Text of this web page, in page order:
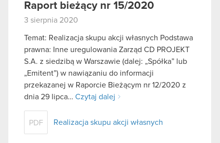
Raport bieżący nr 15/2020
3 sierpnia 2020
Temat: Realizacja skupu akcji własnych Podstawa
prawna: Inne uregulowania Zarząd CD PROJEKT
S.A. z siedzibą w Warszawie (dalej: „Spółka” lub
„Emitent”) w nawiązaniu do informacji
przekazanej w Raporcie Bieżącym nr 12/2020 z
dnia 29 lipca… Czytaj dalej
PDF Realizacja skupu akcji własnych